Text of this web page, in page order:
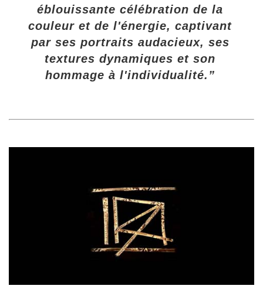
éblouissante célébration de la
couleur et de l'énergie, captivant
par ses portraits audacieux, ses
textures dynamiques et son
hommage à l'individualité.”